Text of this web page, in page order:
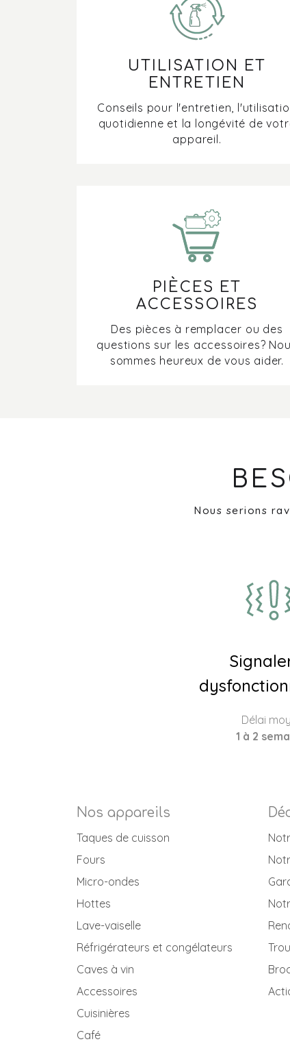
UTILISATION ET
ENTRETIEN
Conseils pour l'entretien,
quotidienne et la longévité de
appareil.
PIÈCES ET
ACCESSOIRES
Des pièces à remplacer ou des
questions sur les accessoires?
sommes heureux de vous aider.
Nous serions
Délai
1 à 2
Nos appareils
Taques de cuisson
Fours
Micro-ondes
Hottes
Lave-vaiselle
Réfrigérateurs et congélateurs
Caves à vin
Accessoires
Cuisinières
Café